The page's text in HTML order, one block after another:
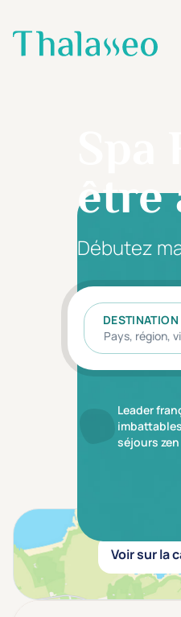
Aller au contenu principal
être
Débutez
DESTINATION
Leader
séjours zen
Voir sur la